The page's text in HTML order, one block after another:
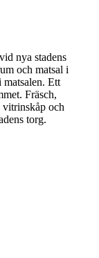
nya stadens
och matsal i
Ett
Fräsch,
vitrinskåp och
torg.